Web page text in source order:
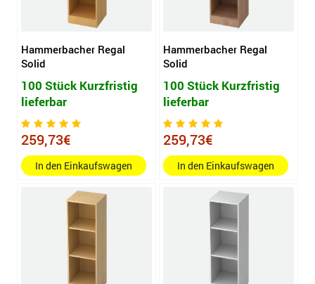
Hammerbacher Regal
Solid
100 Stück Kurzfristig
lieferbar
259,73€
In den Einkaufswagen
Hammerbacher Regal
Solid
100 Stück Kurzfristig
lieferbar
259,73€
In den Einkaufswagen